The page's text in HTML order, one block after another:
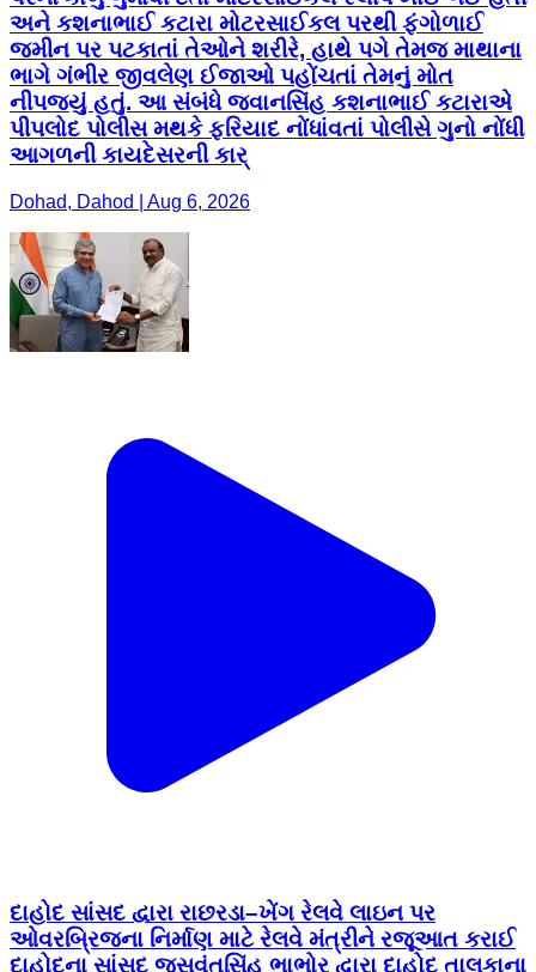
અને કશનાભાઈ કટારા મોટરસાઈકલ પરથી ફંગોળાઈ
જમીન પર પટકાતાં તેઓને શરીરે, હાથે પગે તેમજ માથાના
ભાગે ગંભીર જીવલેણ ઈજાઓ પહોંચતાં તેમનું મોત
નીપજ્યું હતું. આ સંબંધે જવાનસિંહ કશનાભાઈ કટારાએ
પીપલોદ પોલીસ મથકે ફરિયાદ નોંધાંવતાં પોલીસે ગુનો નોંધી
આગળની કાયદેસરની કાર્
Dohad, Dahod | Aug 6, 2026
દાહોદ સાંસદ દ્વારા રાછરડા–ખેંગ રેલવે લાઇન પર
ઓવરબ્રિજના નિર્માણ માટે રેલવે મંત્રીને રજૂઆત કરાઈ
દાહોદના સાંસદ જસવંતસિંહ ભાભોર દ્વારા દાહોદ તાલુકાના